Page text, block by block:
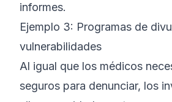
informes.
Ejemplo 3: Programas de
vulnerabilidades
Al igual que los médicos
seguros para denunciar, los